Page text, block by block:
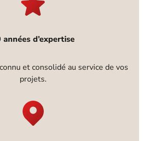
années d’expertise
et consolidé au service de vos
projets.